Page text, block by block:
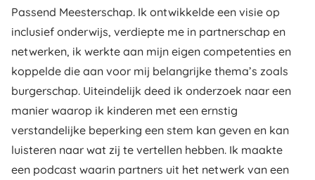
Passend Meesterschap. Ik ontwikkelde een visie op
inclusief onderwijs, verdiepte me in partnerschap en
netwerken, ik werkte aan mijn eigen competenties en
koppelde die aan voor mij belangrijke thema’s zoals
burgerschap. Uiteindelijk deed ik onderzoek naar een
manier waarop ik kinderen met een ernstig
verstandelijke beperking een stem kan geven en kan
luisteren naar wat zij te vertellen hebben. Ik maakte
een podcast waarin partners uit het netwerk van een